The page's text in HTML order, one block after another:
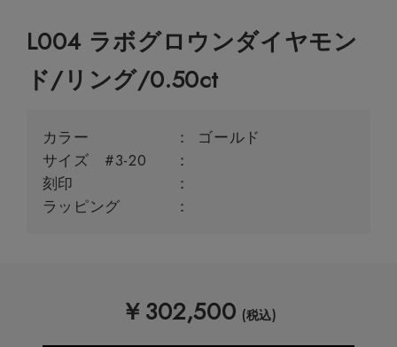
L004 ラボグロウンダイヤモン
ド/リング/0.50ct
カラー
ゴールド
サイズ #3-20
刻印
ラッピング
￥302,500 (税込)